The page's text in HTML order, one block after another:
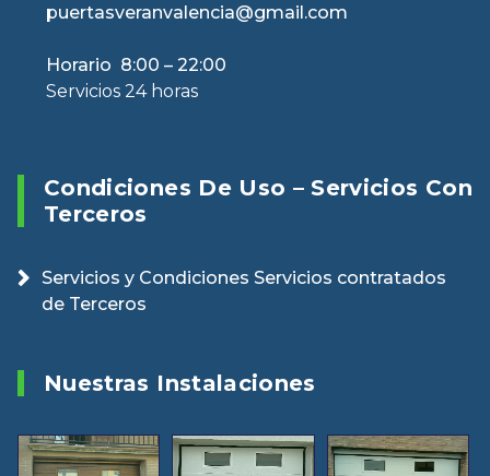
puertasveranvalencia@gmail.com
Horario 8:00 – 22:00
Servicios 24 horas
Condiciones De Uso – Servicios Con
Terceros
Servicios y Condiciones Servicios contratados
de Terceros
Nuestras Instalaciones